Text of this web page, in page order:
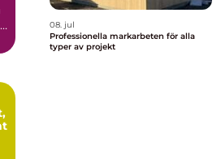
08. jul
Professionella markarbeten för alla
typer av projekt